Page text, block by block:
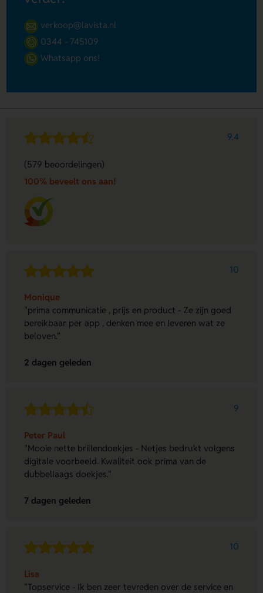
verkoop@lavista.nl
0344 - 745109
Whatsapp ons!
9.4
(579 beoordelingen)
100% beveelt ons aan!
10
Monique
"prima communicatie , prijs en product - Ze zijn goed
bereikbaar per app , denken mee en leveren wat ze
beloven."
2 dagen geleden
9
Peter Paul
"Mooie nette brillendoekjes - Netjes bedrukt volgens
digitale voorbeeld. Kwaliteit ook prima van de
dubbellaags doekjes."
7 dagen geleden
10
Lisa
"Topservice - Ik ben zeer tevreden over de service en